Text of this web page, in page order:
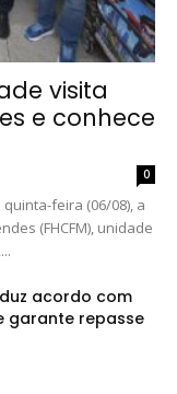
visita
e conhece
0
feira (06/08), a
(FHCFM), unidade
acordo com
garante repasse